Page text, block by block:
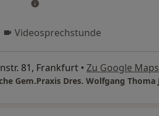
Videosprechstunde
81, Frankfurt • Zu Google Maps